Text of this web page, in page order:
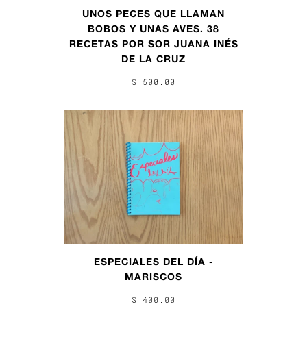
UNOS PECES QUE LLAMAN
BOBOS Y UNAS AVES. 38
RECETAS POR SOR JUANA INÉS
DE LA CRUZ
$ 500.00
ESPECIALES DEL DÍA -
MARISCOS
$ 400.00